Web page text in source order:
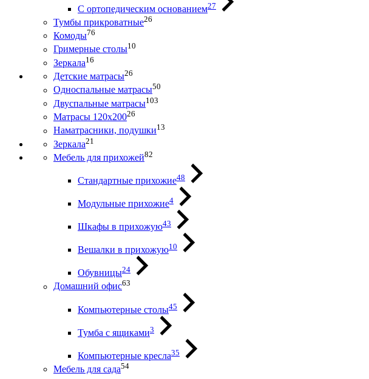
С ортопедическим основанием27
Тумбы прикроватные26
Комоды76
Гримерные столы10
Зеркала16
Детские матрасы26
Односпальные матрасы50
Двуспальные матрасы103
Матрасы 120х20026
Наматрасники, подушки13
Зеркала21
Мебель для прихожей82
Стандартные прихожие48
Модульные прихожие4
Шкафы в прихожую43
Вешалки в прихожую10
Обувницы24
Домашний офис63
Компьютерные столы45
Тумба с ящиками3
Компьютерные кресла35
Мебель для сада54